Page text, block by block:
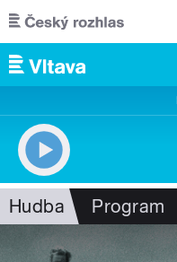
Přejít k hlavnímu obsahu
Hudba Program